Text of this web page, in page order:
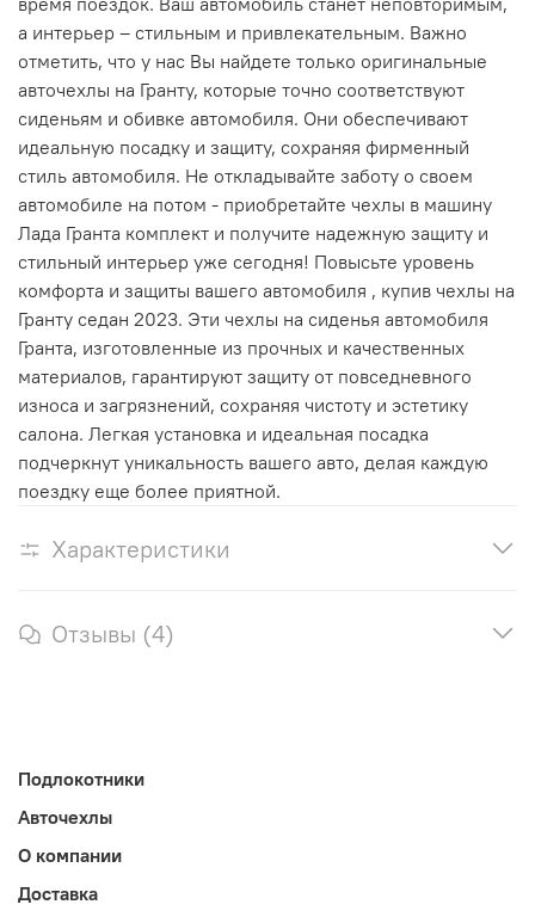
а интерьер – стильным и привлекательным. Важно
отметить, что у нас Вы найдете только оригинальные
авточехлы на Гранту, которые точно соответствуют
сиденьям и обивке автомобиля. Они обеспечивают
идеальную посадку и защиту, сохраняя фирменный
стиль автомобиля. Не откладывайте заботу о своем
автомобиле на потом - приобретайте чехлы в машину
Лада Гранта комплект и получите надежную защиту и
стильный интерьер уже сегодня! Повысьте уровень
комфорта и защиты вашего автомобиля , купив чехлы на
Гранту седан 2023. Эти чехлы на сиденья автомобиля
Гранта, изготовленные из прочных и качественных
материалов, гарантируют защиту от повседневного
износа и загрязнений, сохраняя чистоту и эстетику
салона. Легкая установка и идеальная посадка
подчеркнут уникальность вашего авто, делая каждую
поездку еще более приятной.
Характеристики
Отзывы (4)
Подлокотники
Авточехлы
О компании
Доставка